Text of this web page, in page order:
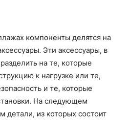
компоненты делятся на
Эти аксессуары, в
на те, которые
к нагрузке или те,
и те, которые
На следующем
детали, из которых состоит